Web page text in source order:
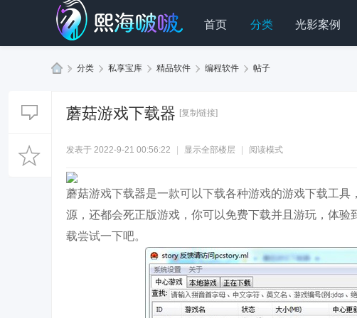
首页 分类 光影案例
» 分类 › 私享宝库 › 精品软件 › 编程软件 › 帖子
蘑菇游戏下载器 [复制链接]
发表于 2022-9-21 00:56:22 显示全部楼层 阅读模式
蘑菇游戏下载器是一款可以下载各种游戏的游戏下载工
源，还都会死正版游戏，你可以免费下载并且游玩，体
载尝试一下吧。